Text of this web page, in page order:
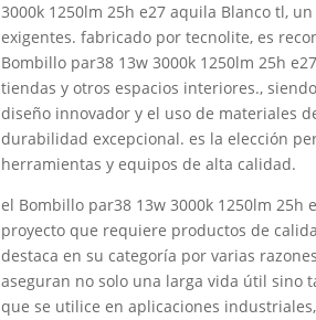
3000k 1250lm 25h e27 aquila Blanco tl,
exigentes. fabricado por tecnolite, es
Bombillo par38 13w 3000k 1250lm 25h
tiendas y otros espacios interiores.,
diseño innovador y el uso de materiales
durabilidad excepcional. es la elección
herramientas y equipos de alta calidad.
el Bombillo par38 13w 3000k 1250lm
proyecto que requiere productos de
destaca en su categoría por varias
aseguran no solo una larga vida útil sino
que se utilice en aplicaciones